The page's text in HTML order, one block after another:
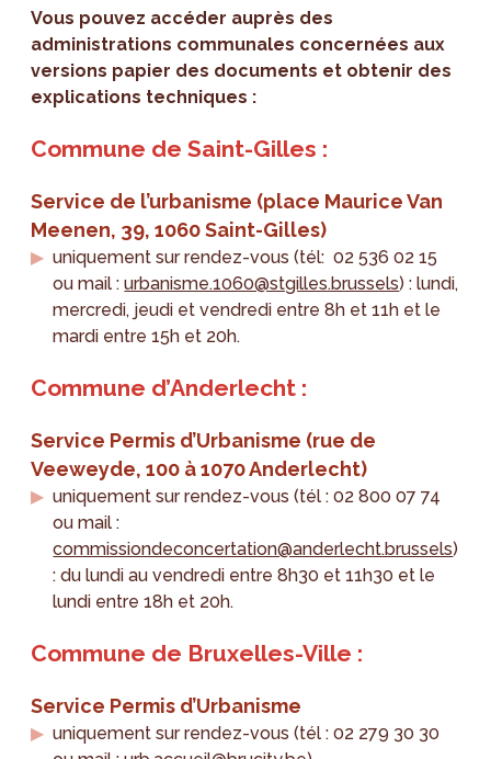
Vous pouvez accéder auprès des
administrations communales concernées aux
versions papier des documents et obtenir des
explications techniques :
Commune de Saint-Gilles :
Service de l’urbanisme (place Maurice Van
Meenen, 39, 1060 Saint-Gilles)
uniquement sur rendez-vous (tél: 02 536 02 15
ou mail :urbanisme.1060@stgilles.brussels) : lundi,
mercredi, jeudi et vendredi entre 8h et 11h et le
mardi entre 15h et 20h.
Commune d’Anderlecht :
Service Permis d’Urbanisme (rue de
Veeweyde, 100 à 1070 Anderlecht)
uniquement sur rendez-vous (tél : 02 800 07 74
ou mail :
commissiondeconcertation@anderlecht.brussels)
: du lundi au vendredi entre 8h30 et 11h30 et le
lundi entre 18h et 20h.
Commune de Bruxelles-Ville :
Service Permis d’Urbanisme
uniquement sur rendez-vous (tél : 02 279 30 30